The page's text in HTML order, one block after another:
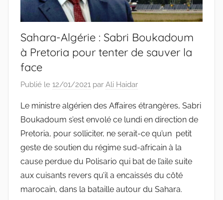
Sahara-Algérie : Sabri Boukadoum
à Pretoria pour tenter de sauver la
face
Publié le 12/01/2021 par Ali Haidar
Le ministre algérien des Affaires étrangères, Sabri
Boukadoum s’est envolé ce lundi en direction de
Pretoria, pour solliciter, ne serait-ce qu’un petit
geste de soutien du régime sud-africain à la
cause perdue du Polisario qui bat de l’aile suite
aux cuisants revers qu’il a encaissés du côté
marocain, dans la bataille autour du Sahara.